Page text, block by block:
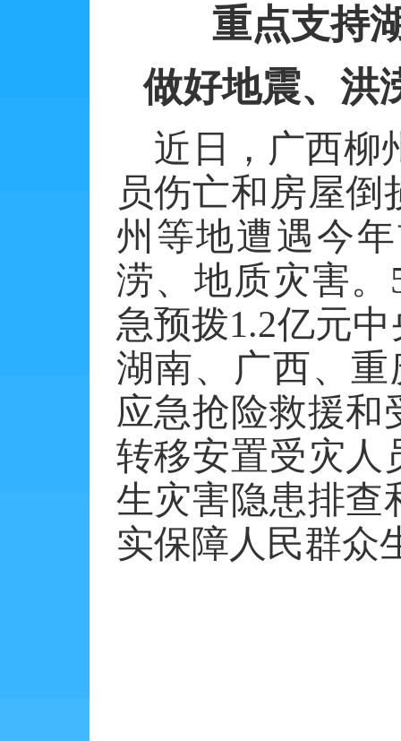
重点支持
做好地震、洪
近日，广西柳
员伤亡和房屋
州等地遭遇今
涝、地质灾害
急预拨1.2亿元
湖南、广西、
应急抢险救援和
转移安置受灾人
生灾害隐患排查
实保障人民群众